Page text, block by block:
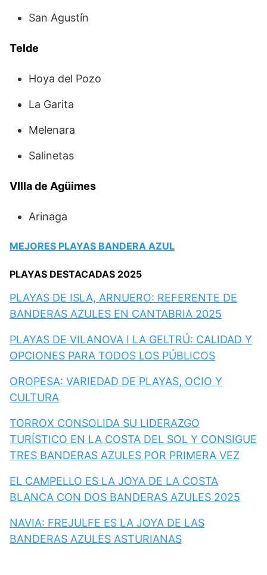
San Agustín
Telde
Hoya del Pozo
La Garita
Melenara
Salinetas
VIlla de Agüimes
Arinaga
MEJORES PLAYAS BANDERA AZUL
PLAYAS DESTACADAS 2025
PLAYAS DE ISLA, ARNUERO: REFERENTE DE
BANDERAS AZULES EN CANTABRIA 2025
PLAYAS DE VILANOVA I LA GELTRÚ: CALIDAD Y
OPCIONES PARA TODOS LOS PÚBLICOS
OROPESA: VARIEDAD DE PLAYAS, OCIO Y
CULTURA
TORROX CONSOLIDA SU LIDERAZGO
TURÍSTICO EN LA COSTA DEL SOL Y CONSIGUE
TRES BANDERAS AZULES POR PRIMERA VEZ
EL CAMPELLO ES LA JOYA DE LA COSTA
BLANCA CON DOS BANDERAS AZULES 2025
NAVIA: FREJULFE ES LA JOYA DE LAS
BANDERAS AZULES ASTURIANAS